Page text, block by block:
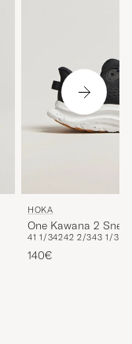
HOKA
One Kawana 2
41 1/34242 2/343 1/3
140€